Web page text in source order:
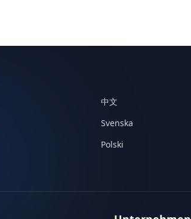
中文
Svenska
Polski